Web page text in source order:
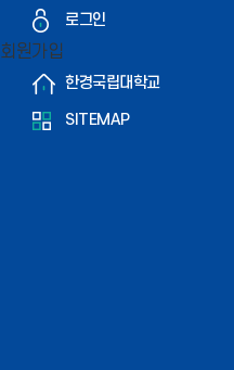
로그인
회원가입
한경국립대학교
SITEMAP